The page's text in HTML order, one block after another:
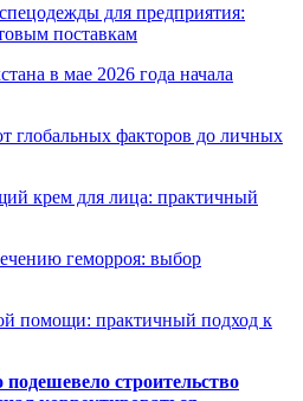
для предприятия:
поставкам
в мае 2026 года начала
глобальных факторов до личных
крем для лица: практичный
геморроя: выбор
помощи: практичный подход к
строительство